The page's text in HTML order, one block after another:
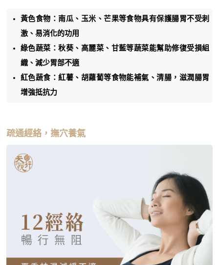
黃色食物：南瓜、玉米、芒果等食物具有保護腸胃不受刺
激、易消化的功用
綠色蔬菜：秋葵、高麗菜、甘藍等蔬菜能幫助修復受損組
織、減少胃部不適
紅色蔬食：紅薯、胡蘿蔔等食物能補氣、清腸，滋潤腸胃
增強抵抗力
疏通經絡，撫穴養氣